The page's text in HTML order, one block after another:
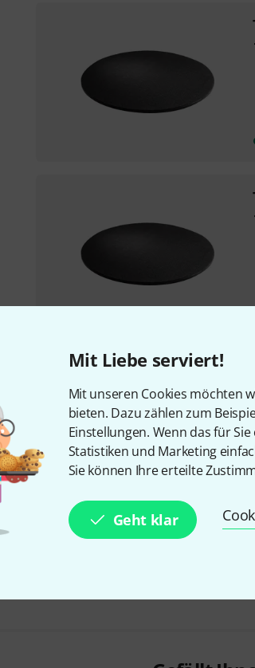
Mit Liebe serviert!
Mit unseren Cookies möchten
bieten. Dazu zählen zum
Einstellungen. Wenn das für
Statistiken und Marketing
Sie können Ihre erteilte
Geht klar